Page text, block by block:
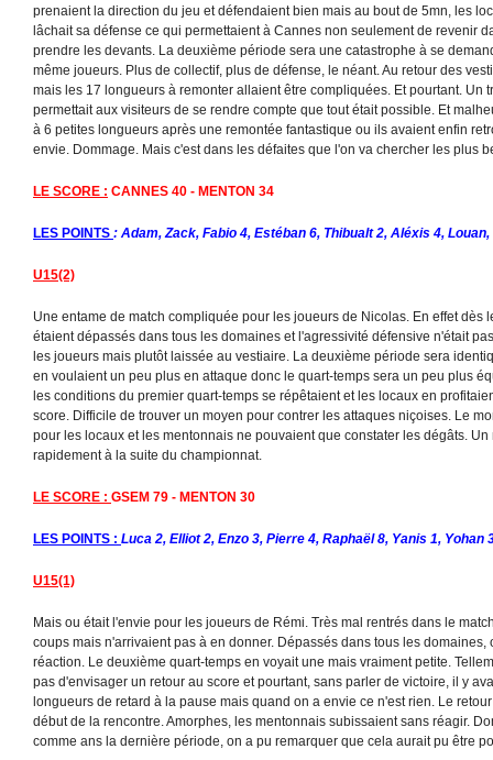
prenaient la direction du jeu et défendaient bien mais au bout de 5mn, les
lâchait sa défense ce qui permettaient à Cannes non seulement de revenir
prendre les devants. La deuxième période sera une catastrophe à se
même joueurs. Plus de collectif, plus de défense, le néant. Au retour des
mais les 17 longueurs à remonter allaient être compliquées. Et pourtant. Un
permettait aux visiteurs de se rendre compte que tout était possible. Et
à 6 petites longueurs après une remontée fantastique ou ils avaient enfin
envie. Dommage. Mais c'est dans les défaites que l'on va chercher les plus
LE SCORE : CANNES 40 - MENTON 34
LES POINTS : Adam, Zack, Fabio 4, Estéban 6, Thibualt 2, Aléxis 4,
U15(2)
Une entame de match compliquée pour les joueurs de Nicolas. En effet dès
étaient dépassés dans tous les domaines et l'agressivité défensive n'était
les joueurs mais plutôt laissée au vestiaire. La deuxième période sera
en voulaient un peu plus en attaque donc le quart-temps sera un peu plus
les conditions du premier quart-temps se répêtaient et les locaux en
score. Difficile de trouver un moyen pour contrer les attaques niçoises. Le
pour les locaux et les mentonnais ne pouvaient que constater les dégâts.
rapidement à la suite du championnat.
LE SCORE : GSEM 79 - MENTON 30
LES POINTS : Luca 2, Elliot 2, Enzo 3, Pierre 4, Raphaël 8, Yanis 1, Yohan
U15(1)
Mais ou était l'envie pour les joueurs de Rémi. Très mal rentrés dans le
coups mais n'arrivaient pas à en donner. Dépassés dans tous les
réaction. Le deuxième quart-temps en voyait une mais vraiment petite.
pas d'envisager un retour au score et pourtant, sans parler de victoire, il y
longueurs de retard à la pause mais quand on a envie ce n'est rien. Le
début de la rencontre. Amorphes, les mentonnais subissaient sans réagir.
comme ans la dernière période, on a pu remarquer que cela aurait pu être